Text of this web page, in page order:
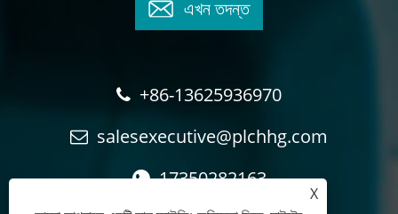
এখন তদন্ত
+86-13625936970
salesexecutive@plchhg.com
17350282163
X